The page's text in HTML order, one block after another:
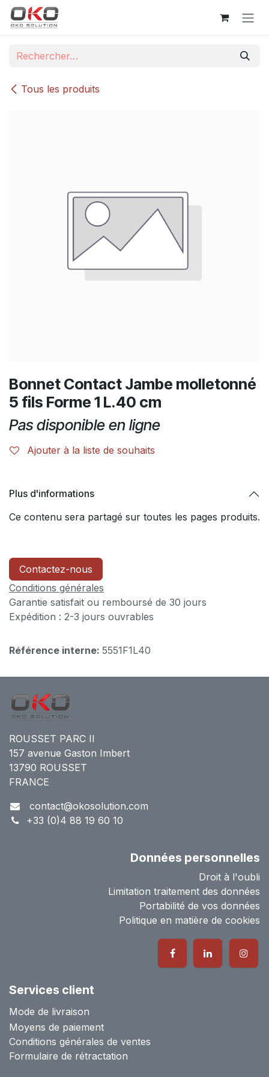
Se rendre au contenu
Tous les produits
Bonnet Contact Jambe molletonné
5 fils Forme 1 L.40 cm
Pas disponible en ligne
Ajouter à la liste de souhaits
Plus d'informations
Ce contenu sera partagé sur toutes les pages produits.
Contactez-nous
Conditions générales
Garantie satisfait ou remboursé de 30 jours
Expédition : 2-3 jours ouvrables
Référence interne: 5551F1L40
ROUSSET PARC II
157 avenue Gaston Imbert
13790 ROUSSET
FRANCE
contact@okosolution.com
+33 (0)4 88 19 60 10
Données personnelles
Droit à l'oubli
Limitation traitement des données
Portabilité de vos données
Politique en matière de cookies
Services client
Mode de livraison
Moyens de paiement
Conditions générales de ventes
Formulaire de rétractation